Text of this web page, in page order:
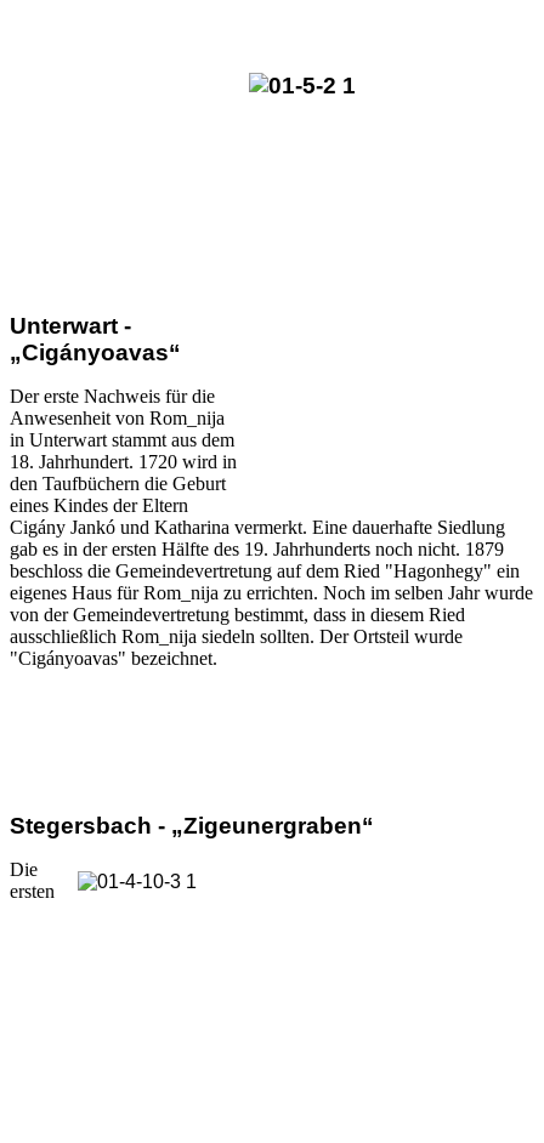
Unterwart -
„Cigányoavas“
Der erste Nachweis für die
Anwesenheit von Rom_nija
in Unterwart stammt aus dem
18. Jahrhundert. 1720 wird in
den Taufbüchern die Geburt
eines Kindes der Eltern
Cigány Jankó und Katharina vermerkt. Eine dauerhafte Siedlung
gab es in der ersten Hälfte des 19. Jahrhunderts noch nicht. 1879
beschloss die Gemeindevertretung auf dem Ried "Hagonhegy" ein
eigenes Haus für Rom_nija zu errichten. Noch im selben Jahr wurde
von der Gemeindevertretung bestimmt, dass in diesem Ried
ausschließlich Rom_nija siedeln sollten. Der Ortsteil wurde
"Cigányoavas" bezeichnet.
Stegersbach - „Zigeunergraben“
Die
ersten